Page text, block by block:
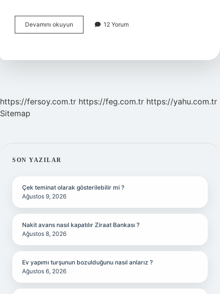
Devamını okuyun
Biçimi
12 Yorum
https://fersoy.com.tr https://feg.com.tr https://yahu.com.tr
Sitemap
SIDEBAR
SON YAZILAR
Çek teminat olarak gösterilebilir mi ?
Ağustos 9, 2026
Nakit avans nasıl kapatılır Ziraat Bankası ?
Ağustos 8, 2026
Ev yapımı turşunun bozulduğunu nasıl anlarız ?
Ağustos 6, 2026